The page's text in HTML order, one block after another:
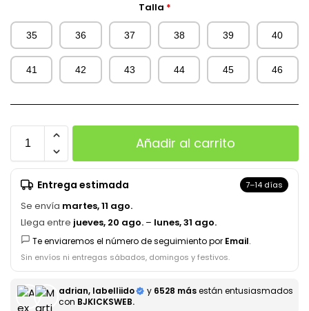
Talla *
35 36 37 38 39 40
41 42 43 44 45 46
Añadir al carrito
Entrega estimada 7–14 días
Se envía martes, 11 ago.
Llega entre jueves, 20 ago. – lunes, 31 ago.
Te enviaremos el número de seguimiento por Email.
Sin envíos ni entregas sábados, domingos y festivos.
adrian, labelliido y 6528 másestán entusiasmados
con BJKICKSWEB.